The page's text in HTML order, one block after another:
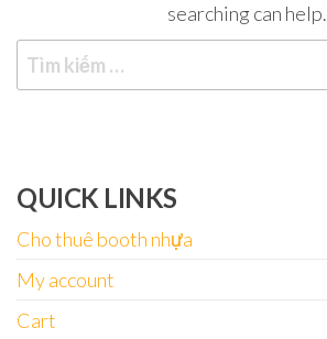
searching can help.
kiếm
QUICK LINKS
Cho thuê booth nhựa
My account
Cart